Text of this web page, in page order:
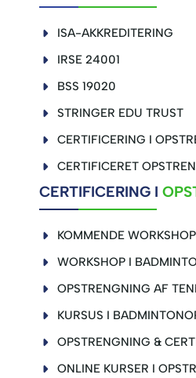
ISA-AKKREDITERING
IRSE 24001
BSS 19020
STRINGER EDU TRUST
CERTIFICERING I
CERTIFICERET
CERTIFICERING I
KOMMENDE WORKSHOP
WORKSHOP I
OPSTRENGNING AF
KURSUS I
OPSTRENGNING &
ONLINE KURSER I